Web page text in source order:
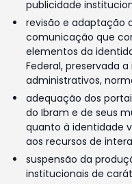
publicidade
revisão e adaptação
comunicação que
elementos da
Federal, preservada
administrativos,
adequação dos
do Ibram e de seus
quanto à identidade
aos recursos de
suspensão da
institucionais de